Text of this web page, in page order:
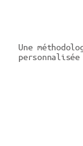
Une
personnalisée